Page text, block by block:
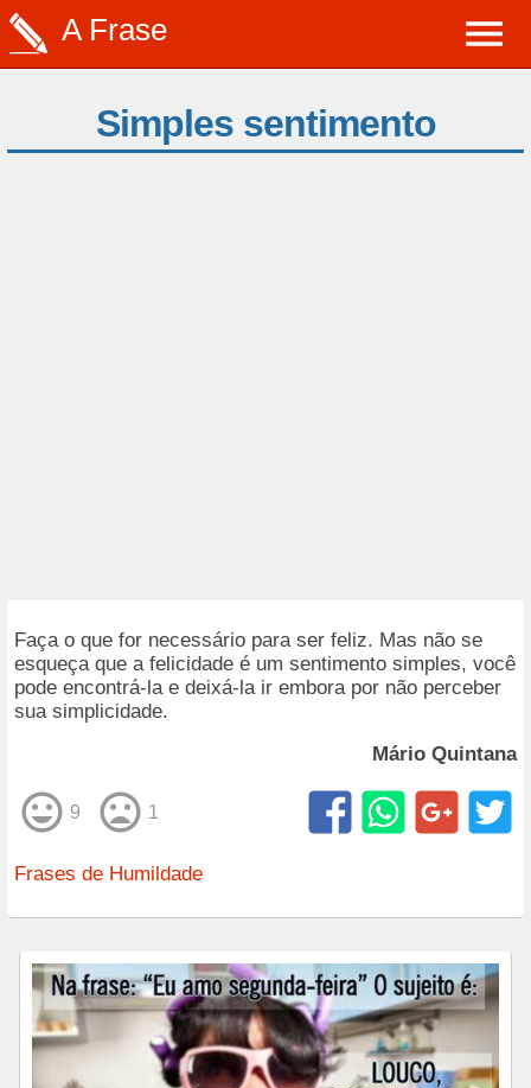
A Frase
Simples sentimento
Faça o que for necessário para ser feliz. Mas não se
esqueça que a felicidade é um sentimento simples, você
pode encontrá-la e deixá-la ir embora por não perceber
sua simplicidade.
Mário Quintana
9 1
Frases de Humildade